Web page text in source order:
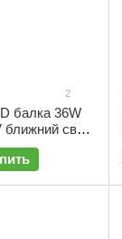
2
балка 36W
ближний свет